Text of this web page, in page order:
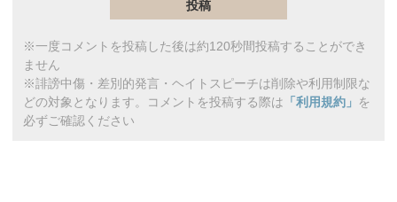
※一度コメントを投稿した後は約120秒間投稿することができ
ません
※誹謗中傷・差別的発言・ヘイトスピーチは削除や利用制限な
どの対象となります。コメントを投稿する際は 「利用規約」 を
必ずご確認ください